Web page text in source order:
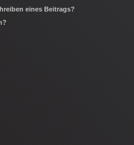
eines Beitrags?